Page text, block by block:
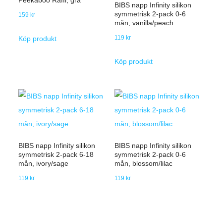
159 kr
Köp produkt
BIBS napp Infinity silikon
symmetrisk 2-pack 0-6
mån, vanilla/peach
119 kr
Köp produkt
BIBS napp Infinity silikon
symmetrisk 2-pack 6-18
mån, ivory/sage
119kr
BIBS napp Infinity silikon
symmetrisk 2-pack 0-6
mån, blossom/lilac
119kr